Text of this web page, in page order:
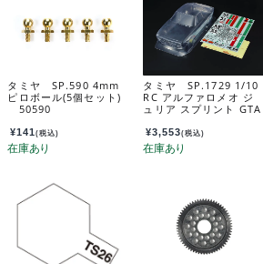
タミヤ SP.590 4mm
ピロボール(5個セット)
50590
¥141(税込)
タミヤ SP.1729 1/10
RC アルファロメオ ジ
ュリア スプリント GTA
ボディセット 51729
¥3,553(税込)